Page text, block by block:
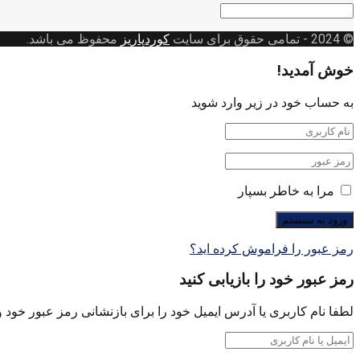
© 2024
- تمامی حقوق برای سایت کوردپاریز محفوظ می باشد.
خوش آمدید!
به حساب خود در زیر وارد شوید
مرا به خاطر بسپار
رمز عبور را فراموش کرده اید؟
رمز عبور خود را بازیابی کنید
لطفا نام کاربری یا آدرس ایمیل خود را برای بازنشانی رمز عبور خود